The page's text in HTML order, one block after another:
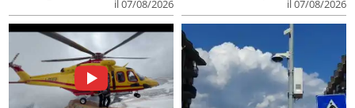
il 07/08/2026
il 07/08/2026